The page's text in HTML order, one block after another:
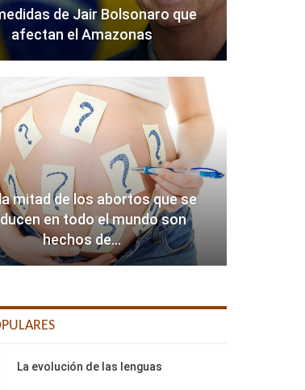
de Jair Bolsonaro que
afectan el Amazonas
mitad de los abortos que se
en todo el mundo son
hechos de…
La evolución de las lenguas